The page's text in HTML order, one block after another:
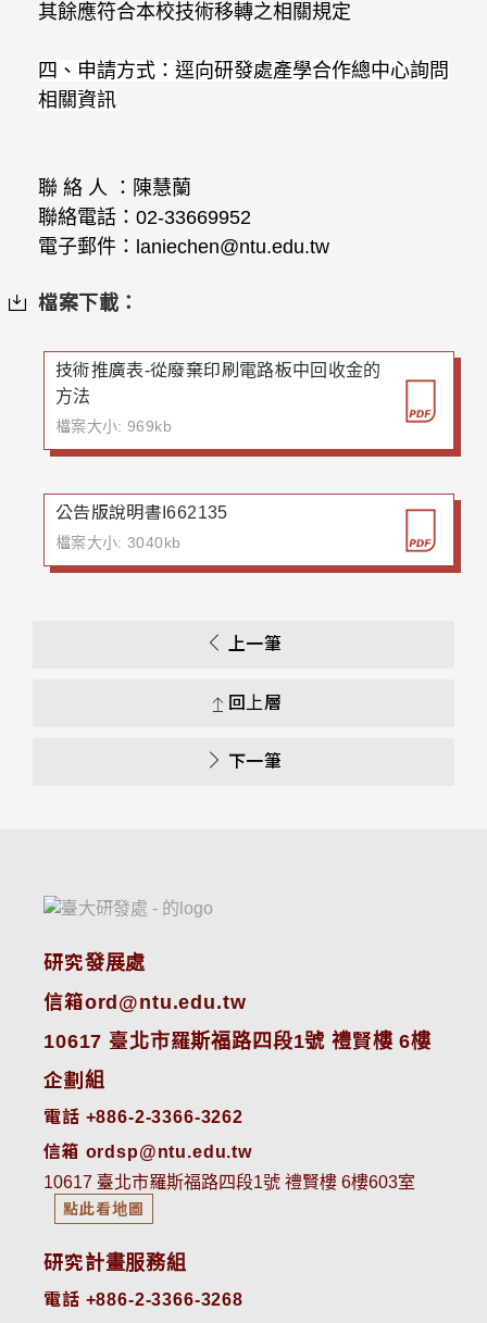
其餘應符合本校技術移轉之相關規定
四、申請方式：逕向研發處產學合作總中心詢問
相關資訊
聯 絡 人 ：陳慧蘭
聯絡電話： 02-33669952
電子郵件： laniechen@ntu.edu.tw
檔案下載：
技術推廣表-從廢棄印刷電路板中回收金的
方法
檔案大小: 969kb
公告版說明書I662135
檔案大小: 3040kb
上一筆
回上層
下一筆
研究發展處
信箱ord@ntu.edu.tw
10617 臺北市羅斯福路四段1號 禮賢樓 6樓
企劃組
電話 +886-2-3366-3262
信箱 ordsp@ntu.edu.tw
10617 臺北市羅斯福路四段1號 禮賢樓 6樓603室
點此看地圖
研究計畫服務組
電話 +886-2-3366-3268